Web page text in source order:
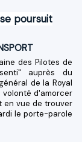
poursuit
des Pilotes de
auprès du
de la Royal
volonté d'amorcer
en vue de trouver
le porte-parole